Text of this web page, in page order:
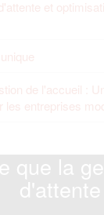
et
de l'accueil :
les entreprises
que la